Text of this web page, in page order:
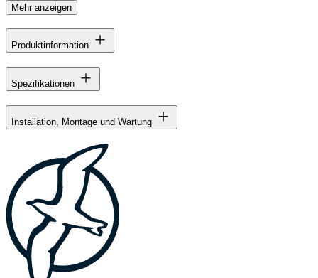
Mehr anzeigen
Produktinformation
Spezifikationen
Installation, Montage und Wartung